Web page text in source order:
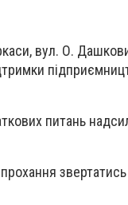
вул. О.
питань